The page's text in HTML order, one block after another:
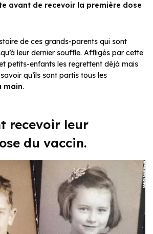
avant de recevoir la première dose
de ces grands-parents qui sont
leur dernier souffle. Affligés par cette
petits-enfants les regrettent déjà mais
qu’ils sont partis tous les
main.
recevoir leur
du vaccin.